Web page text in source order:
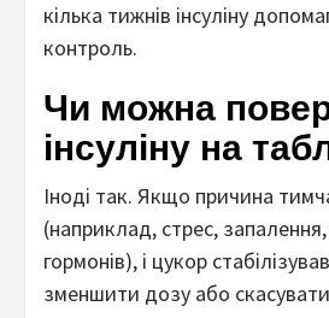
кілька тижнів інсуліну
контроль.
Чи можна
інсуліну на
Іноді так. Якщо причина
(наприклад, стрес,
гормонів), і цукор
зменшити дозу або скасувати